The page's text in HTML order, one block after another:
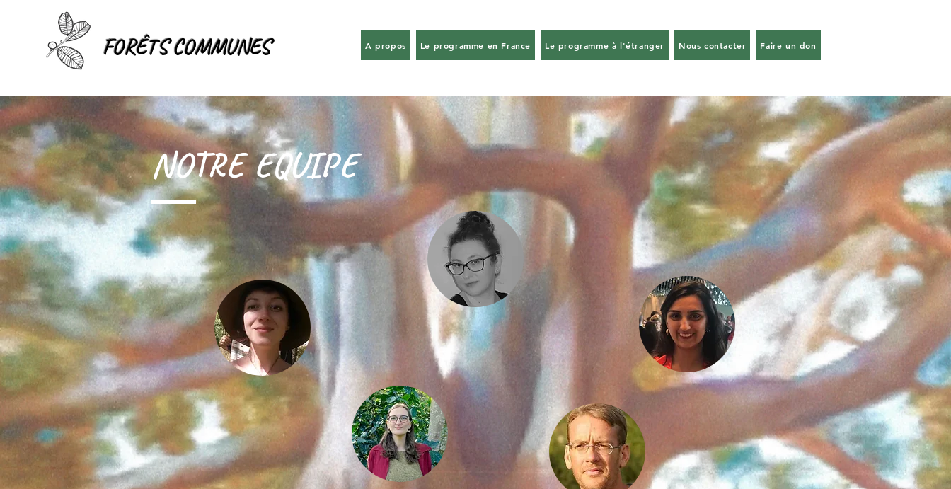
FORÊTS COMMUNES A propos Le programme en France Le programme à l'étranger Nous contacter Faire un don
NOTRE EQUIPE